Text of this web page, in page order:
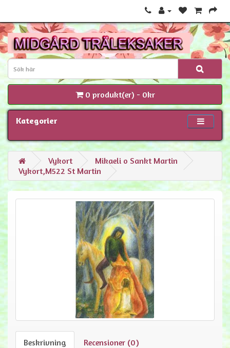
0 produkt(er) - 0kr
Kategorier
Vykort
Mikaeli o Sankt Martin
Vykort,M522 St Martin
Beskrivning Recensioner (0)